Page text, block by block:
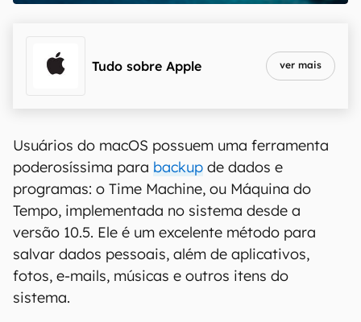
Tudo sobre Apple ver mais
Usuários do macOS possuem uma ferramenta
poderosíssima para backup de dados e
programas: o Time Machine, ou Máquina do
Tempo, implementada no sistema desde a
versão 10.5. Ele é um excelente método para
salvar dados pessoais, além de aplicativos,
fotos, e-mails, músicas e outros itens do
sistema.